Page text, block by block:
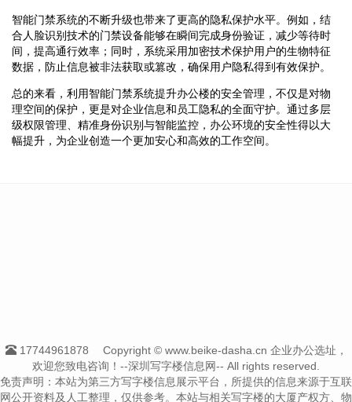
智能门禁系统的不断升级也带来了更高的隐私保护水平。例如，结
合人脸识别技术的门禁设备能够在瞬间完成身份验证，减少等待时
间，提高通行效率；同时，系统采用加密技术保护用户的生物特征
数据，防止信息被非法获取或篡改，确保用户隐私得到有效保护。
总的来看，利用智能门禁系统提升办公楼的安全管理，不仅是对物
理空间的保护，更是对企业信息和员工隐私的全面守护。通过多层
级权限管理、精准身份识别与智能监控，办公环境的安全性得以大
幅提升，为企业创造一个更加安心和高效的工作空间。
17744961878
Copyright © www.beike-dasha.cn 企业办公选址，
欢迎您致电咨询！--深圳写字楼信息网-- All rights reserved.
免责声明：本站为第三方写字楼信息展示平台，所提供的信息来源于互联
网公开资料及人工整理，仅供参考。本站与相关写字楼的大厦产权方、物